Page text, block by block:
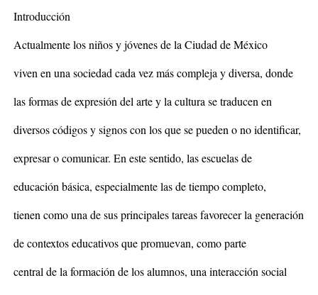
Introducción
Actualmente los niños y jóvenes de la Ciudad de México
viven en una sociedad cada vez más compleja y diversa, donde
las formas de expresión del arte y la cultura se traducen en
diversos códigos y signos con los que se pueden o no identificar,
expresar o comunicar. En este sentido, las escuelas de
educación básica, especialmente las de tiempo completo,
tienen como una de sus principales tareas favorecer la generación
de contextos educativos que promuevan, como parte
central de la formación de los alumnos, una interacción social